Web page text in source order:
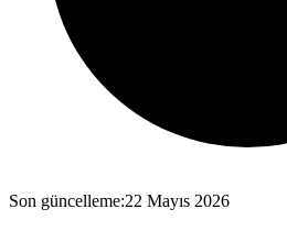
Son güncelleme:22 Mayıs 2026